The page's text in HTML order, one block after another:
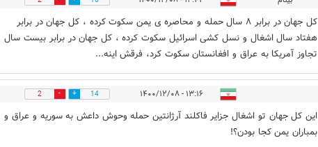
کل جهان در برابر ۸ سال حمله و محاصره ی یمن سکوت کرده ، کل جهان در برابر
هفتاد سال اشغال و نسل کشی اسرائیل سکوت کرده ، کل جهان در برابر بیست سال
تجاوز آمریکا به عراق و افغانستان سکوت کرد، فرقش اینه...
۱۳:۱۶ - ۱۴۰۰/۱۲/۰۸ 14
2
این کل جهان تو اشغال جزایر فاکلند آرژانتین حمله وحوش داعش به سوریه و عراق و
بمباران یمن کجا بودن؟!